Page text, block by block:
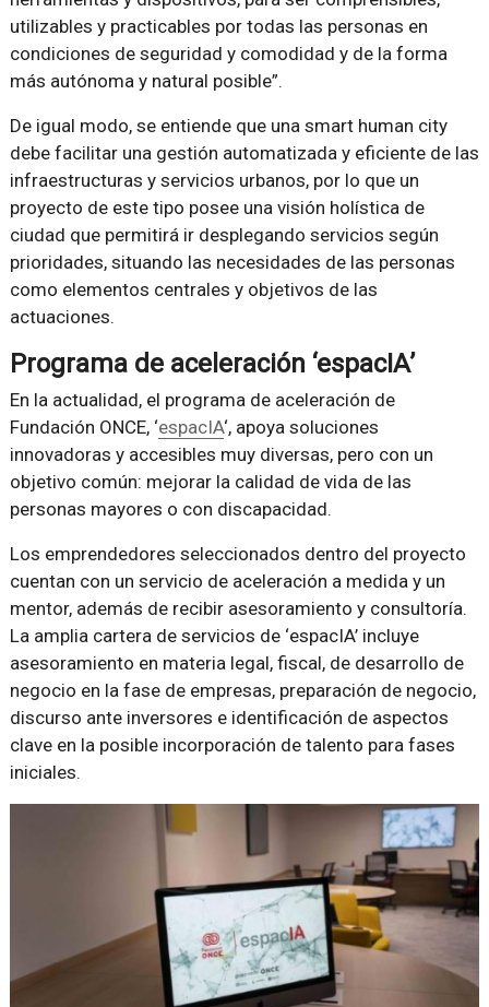
utilizables y practicables por todas las personas en
condiciones de seguridad y comodidad y de la forma
más autónoma y natural posible”.
De igual modo, se entiende que una smart human city
debe facilitar una gestión automatizada y eficiente de las
infraestructuras y servicios urbanos, por lo que un
proyecto de este tipo posee una visión holística de
ciudad que permitirá ir desplegando servicios según
prioridades, situando las necesidades de las personas
como elementos centrales y objetivos de las
actuaciones.
Programa de aceleración ‘espacIA’
En la actualidad, el programa de aceleración de
Fundación ONCE, ‘espacIA‘, apoya soluciones
innovadoras y accesibles muy diversas, pero con un
objetivo común: mejorar la calidad de vida de las
personas mayores o con discapacidad.
Los emprendedores seleccionados dentro del proyecto
cuentan con un servicio de aceleración a medida y un
mentor, además de recibir asesoramiento y consultoría.
La amplia cartera de servicios de ‘espacIA’ incluye
asesoramiento en materia legal, fiscal, de desarrollo de
negocio en la fase de empresas, preparación de negocio,
discurso ante inversores e identificación de aspectos
clave en la posible incorporación de talento para fases
iniciales.